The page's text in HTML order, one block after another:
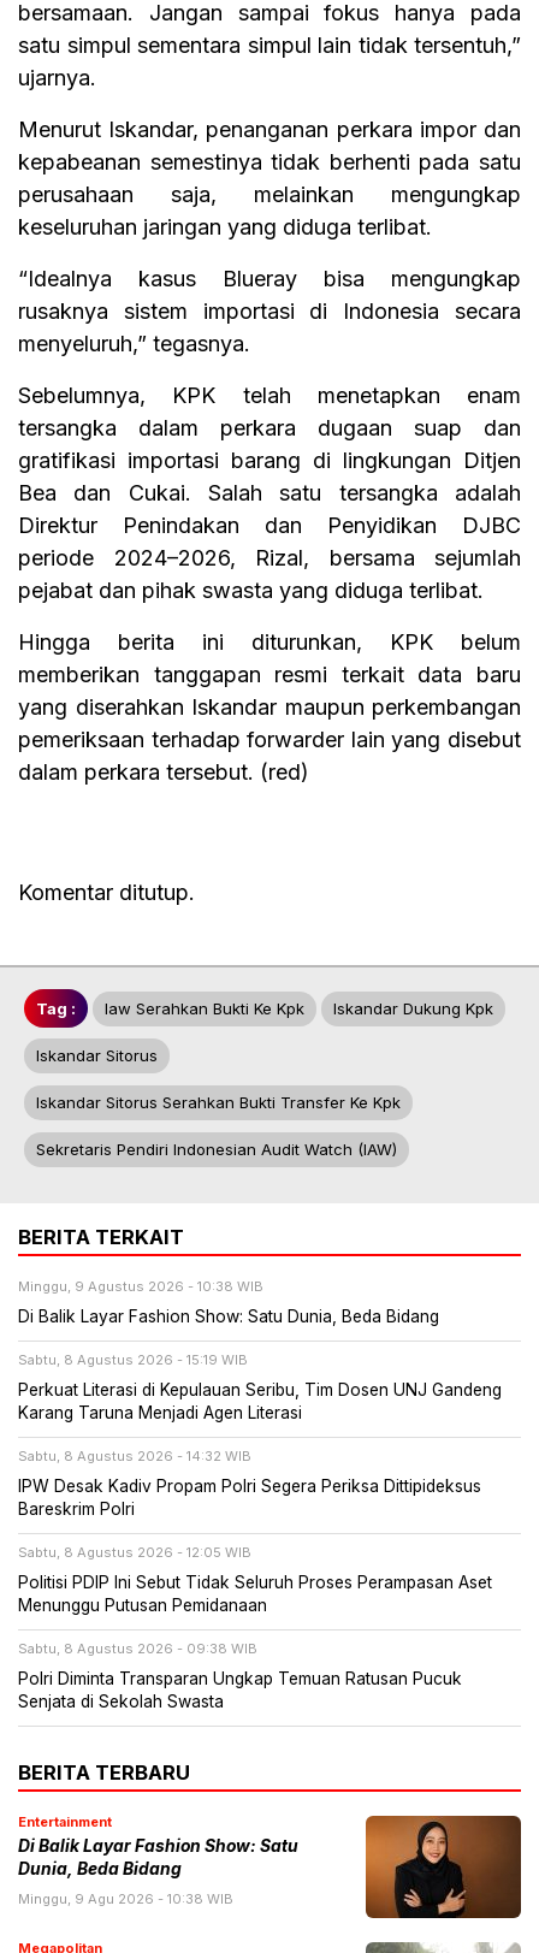
bersamaan. Jangan sampai fokus hanya pada
satu simpul sementara simpul lain tidak tersentuh,”
ujarnya.
Menurut Iskandar, penanganan perkara impor dan
kepabeanan semestinya tidak berhenti pada satu
perusahaan saja, melainkan mengungkap
keseluruhan jaringan yang diduga terlibat.
“Idealnya kasus Blueray bisa mengungkap
rusaknya sistem importasi di Indonesia secara
menyeluruh,” tegasnya.
Sebelumnya, KPK telah menetapkan enam
tersangka dalam perkara dugaan suap dan
gratifikasi importasi barang di lingkungan Ditjen
Bea dan Cukai. Salah satu tersangka adalah
Direktur Penindakan dan Penyidikan DJBC
periode 2024–2026, Rizal, bersama sejumlah
pejabat dan pihak swasta yang diduga terlibat.
Hingga berita ini diturunkan, KPK belum
memberikan tanggapan resmi terkait data baru
yang diserahkan Iskandar maupun perkembangan
pemeriksaan terhadap forwarder lain yang disebut
dalam perkara tersebut. (red)
Komentar ditutup.
Tag : Iaw Serahkan Bukti Ke Kpk Iskandar Dukung Kpk
Iskandar Sitorus
Iskandar Sitorus Serahkan Bukti Transfer Ke Kpk
Sekretaris Pendiri Indonesian Audit Watch (IAW)
BERITA TERKAIT
Minggu, 9 Agustus 2026 - 10:38 WIB
Di Balik Layar Fashion Show: Satu Dunia, Beda Bidang
Sabtu, 8 Agustus 2026 - 15:19 WIB
Perkuat Literasi di Kepulauan Seribu, Tim Dosen UNJ Gandeng
Karang Taruna Menjadi Agen Literasi
Sabtu, 8 Agustus 2026 - 14:32 WIB
IPW Desak Kadiv Propam Polri Segera Periksa Dittipideksus
Bareskrim Polri
Sabtu, 8 Agustus 2026 - 12:05 WIB
Politisi PDIP Ini Sebut Tidak Seluruh Proses Perampasan Aset
Menunggu Putusan Pemidanaan
Sabtu, 8 Agustus 2026 - 09:38 WIB
Polri Diminta Transparan Ungkap Temuan Ratusan Pucuk
Senjata di Sekolah Swasta
BERITA TERBARU
Entertainment
Di Balik Layar Fashion Show: Satu
Dunia, Beda Bidang
Minggu, 9 Agu 2026 - 10:38 WIB
Megapolitan